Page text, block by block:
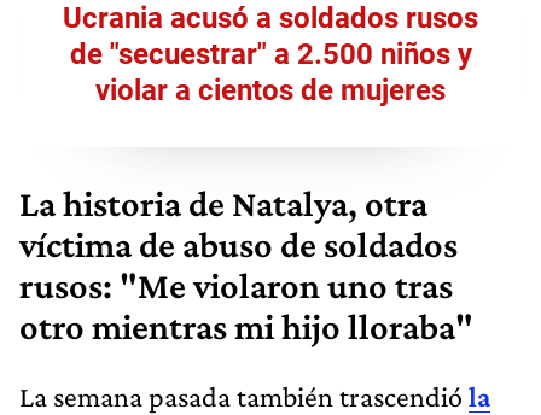
Ucrania acusó a soldados rusos
de "secuestrar" a 2.500 niños y
violar a cientos de mujeres
La historia de Natalya, otra
víctima de abuso de soldados
rusos: "Me violaron uno tras
otro mientras mi hijo lloraba"
La semana pasada también trascendió la